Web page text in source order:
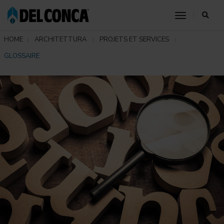
toggle
HOME ARCHITETTURA
PROJETS ET SERVICES
GLOSSAIRE